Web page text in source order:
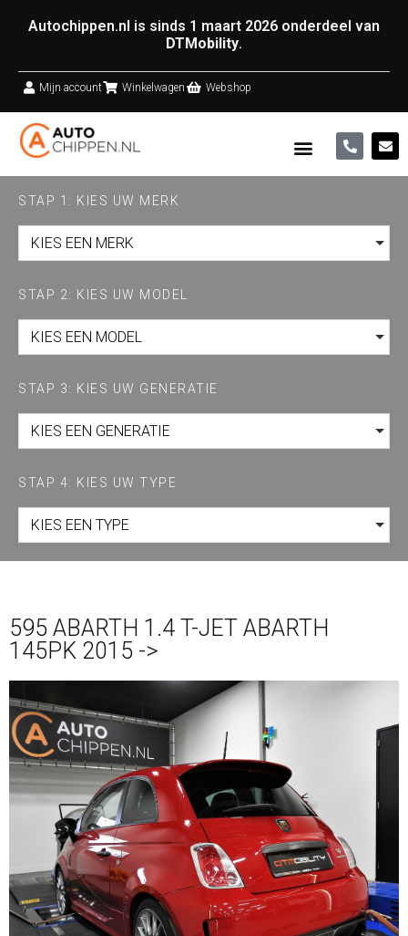
Autochippen.nl is sinds 1 maart 2026 onderdeel van
DTMobility.
Mijn account Winkelwagen Webshop
STAP 1: KIES UW MERK
KIES EEN MERK
STAP 2: KIES UW MODEL
KIES EEN MODEL
STAP 3: KIES UW GENERATIE
KIES EEN GENERATIE
STAP 4: KIES UW TYPE
KIES EEN TYPE
595 ABARTH 1.4 T-JET ABARTH
145PK 2015 ->